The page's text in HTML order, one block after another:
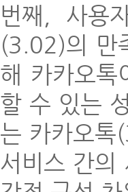
번째, 사용
(3.02)의 만
해 카카오
할 수 있는
는 카카오
서비스 간의